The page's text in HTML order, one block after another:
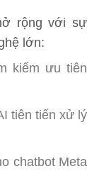
rộng với sự
lớn:
kiếm ưu tiên
tiên tiến xử lý
chatbot Meta